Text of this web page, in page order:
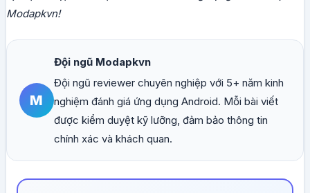
Modapkvn!
M
Đội ngũ Modapkvn
Đội ngũ reviewer chuyên nghiệp với 5+ năm kinh
nghiệm đánh giá ứng dụng Android. Mỗi bài viết
được kiểm duyệt kỹ lưỡng, đảm bảo thông tin
chính xác và khách quan.